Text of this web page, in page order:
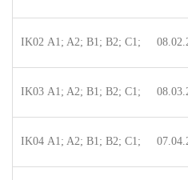
IK02 A1; A2; B1; B2; C1;
IK03 A1; A2; B1; B2; C1;
IK04 A1; A2; B1; B2; C1;